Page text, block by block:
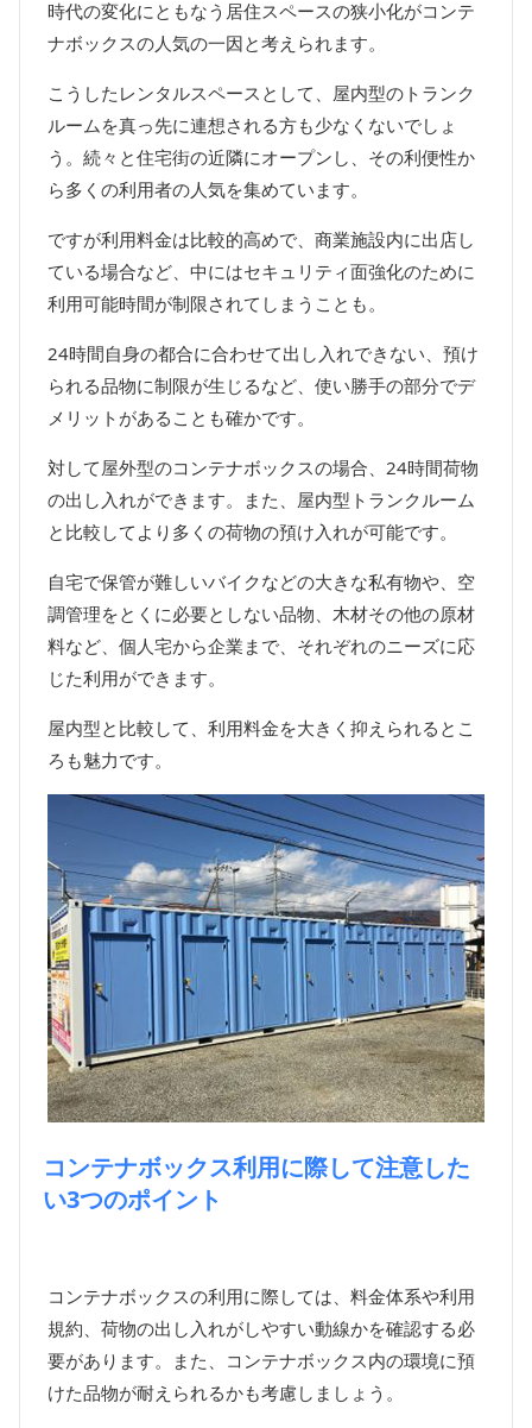
時代の変化にともなう居住スペースの狭小化がコンテ
ナボックスの人気の一因と考えられます。
こうしたレンタルスペースとして、屋内型のトランク
ルームを真っ先に連想される方も少なくないでしょ
う。続々と住宅街の近隣にオープンし、その利便性か
ら多くの利用者の人気を集めています。
ですが利用料金は比較的高めで、商業施設内に出店し
ている場合など、中にはセキュリティ面強化のために
利用可能時間が制限されてしまうことも。
24時間自身の都合に合わせて出し入れできない、預け
られる品物に制限が生じるなど、使い勝手の部分でデ
メリットがあることも確かです。
対して屋外型のコンテナボックスの場合、24時間荷物
の出し入れができます。また、屋内型トランクルーム
と比較してより多くの荷物の預け入れが可能です。
自宅で保管が難しいバイクなどの大きな私有物や、空
調管理をとくに必要としない品物、木材その他の原材
料など、個人宅から企業まで、それぞれのニーズに応
じた利用ができます。
屋内型と比較して、利用料金を大きく抑えられるとこ
ろも魅力です。
コンテナボックス利用に際して注意した
い3つのポイント
コンテナボックスの利用に際しては、料金体系や利用
規約、荷物の出し入れがしやすい動線かを確認する必
要があります。また、コンテナボックス内の環境に預
けた品物が耐えられるかも考慮しましょう。